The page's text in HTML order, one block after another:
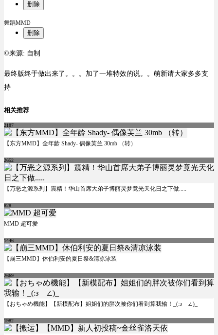
删除
舞蹈MMD
删除
©来源: 自制
最终版终于做出来了。。。加了一堆特效的说。。萌新请大家多多支
持
相关推荐
2187
【东方MMD】全年龄 Shady- 偶像芙兰 30mb （转）
2652
【万恶之源系列】震精！华山首席大弟子博丽灵梦竟光天化日之下做.....
828
MMD 超可爱
1446
【崩三MMD】休伯利安的夏日祭&清凉泳装
2669
【おちゃめ機能】【新模配布】姐姐们的胖次被你们看到算我输！_(:зゝ∠)_
1982